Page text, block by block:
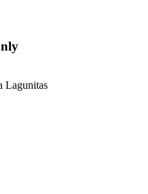
Lagunitas